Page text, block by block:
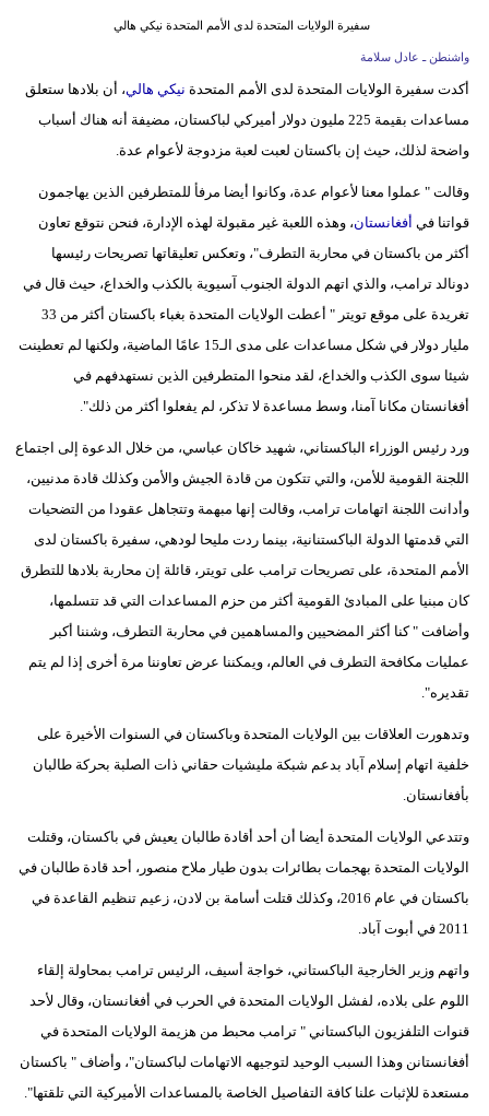
علوم
بيئة
مدوَّنات
فيديو
سفيرة الولايات المتحدة لدى الأمم المتحدة نيكي هالي
واشنطن ـ عادل سلامة
أكدت سفيرة الولايات المتحدة لدى الأمم المتحدة نيكي هالي، أن بلادها ستعلق
مساعدات بقيمة 225 مليون دولار أميركي لباكستان، مضيفة أنه هناك أسباب
واضحة لذلك، حيث إن باكستان لعبت لعبة مزدوجة لأعوام عدة.
وقالت " عملوا معنا لأعوام عدة، وكانوا أيضا مرفأ للمتطرفين الذين يهاجمون
قواتنا في أفغانستان، وهذه اللعبة غير مقبولة لهذه الإدارة، فنحن نتوقع تعاون
أكثر من باكستان في محاربة التطرف"، وتعكس تعليقاتها تصريحات رئيسها
دونالد ترامب، والذي اتهم الدولة الجنوب آسيوية بالكذب والخداع، حيث قال في
تغريدة على موقع تويتر " أعطت الولايات المتحدة بغباء باكستان أكثر من 33
مليار دولار في شكل مساعدات على مدى الـ15 عامًا الماضية، ولكنها لم تعطينت
شيئا سوى الكذب والخداع، لقد منحوا المتطرفين الذين نستهدفهم في
أفغانستان مكانا آمنا، وسط مساعدة لا تذكر، لم يفعلوا أكثر من ذلك".
ورد رئيس الوزراء الباكستاني، شهيد خاكان عباسي، من خلال الدعوة إلى اجتماع
اللجنة القومية للأمن، والتي تتكون من قادة الجيش والأمن وكذلك قادة مدنيين،
وأدانت اللجنة اتهامات ترامب، وقالت إنها مبهمة وتتجاهل عقودا من التضحيات
التي قدمتها الدولة الباكستنانية، بينما ردت مليحا لودهي، سفيرة باكستان لدى
الأمم المتحدة، على تصريحات ترامب على تويتر، قائلة إن محاربة بلادها للتطرق
كان مبنيا على المبادئ القومية أكثر من حزم المساعدات التي قد تتسلمها،
وأضافت " كنا أكثر المضحيين والمساهمين في محاربة التطرف، وشننا أكبر
عمليات مكافحة التطرف في العالم، ويمكننا عرض تعاوننا مرة أخرى إذا لم يتم
تقديره".
وتدهورت العلاقات بين الولايات المتحدة وباكستان في السنوات الأخيرة على
خلفية اتهام إسلام آباد بدعم شبكة مليشيات حقاني ذات الصلبة بحركة طالبان
بأفغانستان.
وتتدعي الولايات المتحدة أيضا أن أحد أقادة طالبان يعيش في باكستان، وقتلت
الولايات المتحدة بهجمات بطائرات بدون طيار ملاح منصور، أحد قادة طالبان في
باكستان في عام 2016، وكذلك قتلت أسامة بن لادن، زعيم تنظيم القاعدة في
2011 في أبوت آباد.
واتهم وزير الخارجية الباكستاني، خواجة أسيف، الرئيس ترامب بمحاولة إلقاء
اللوم على بلاده، لفشل الولايات المتحدة في الحرب في أفغانستان، وقال لأحد
قنوات التلفزيون الباكستاني " ترامب محبط من هزيمة الولايات المتحدة في
أفغانستانن وهذا السبب الوحيد لتوجيهه الاتهامات لباكستان"، وأضاف " باكستان
مستعدة للإثبات علنا كافة التفاصيل الخاصة بالمساعدات الأميركية التي تلقتها".